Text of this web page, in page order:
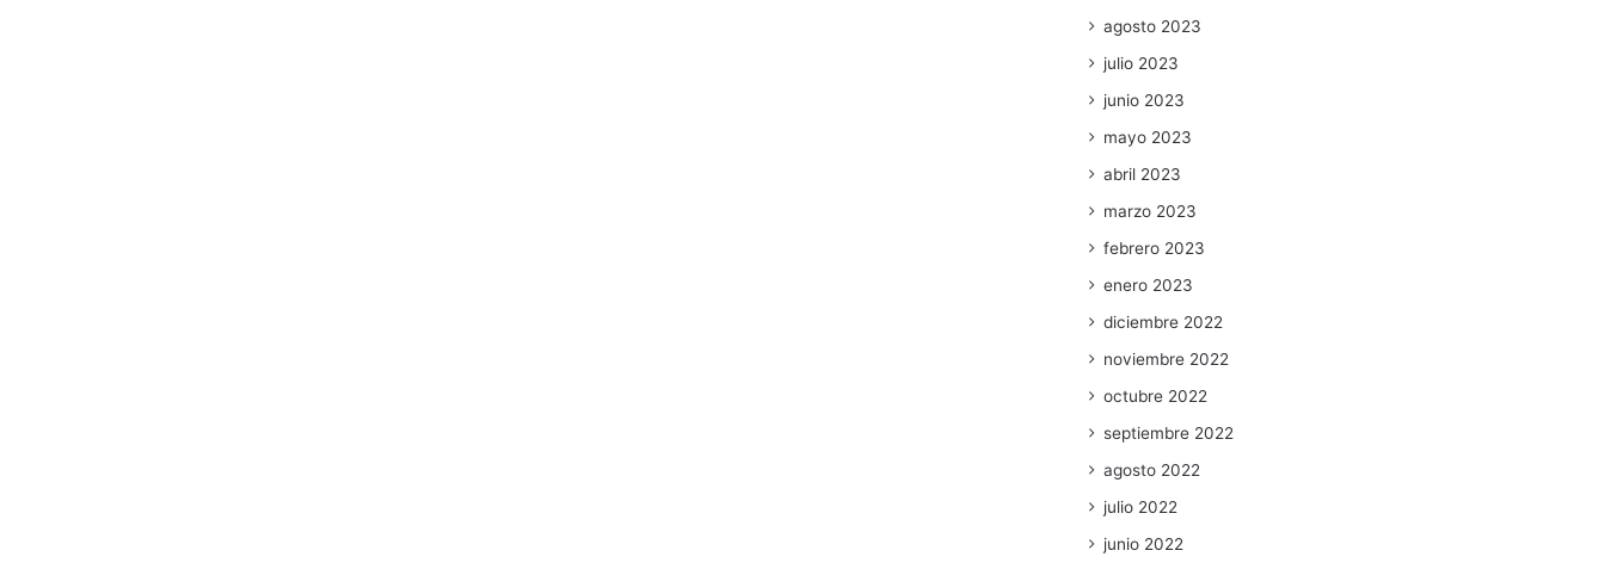
agosto 2023
julio 2023
junio 2023
mayo 2023
abril 2023
marzo 2023
febrero 2023
enero 2023
diciembre 2022
noviembre 2022
octubre 2022
septiembre 2022
agosto 2022
julio 2022
junio 2022